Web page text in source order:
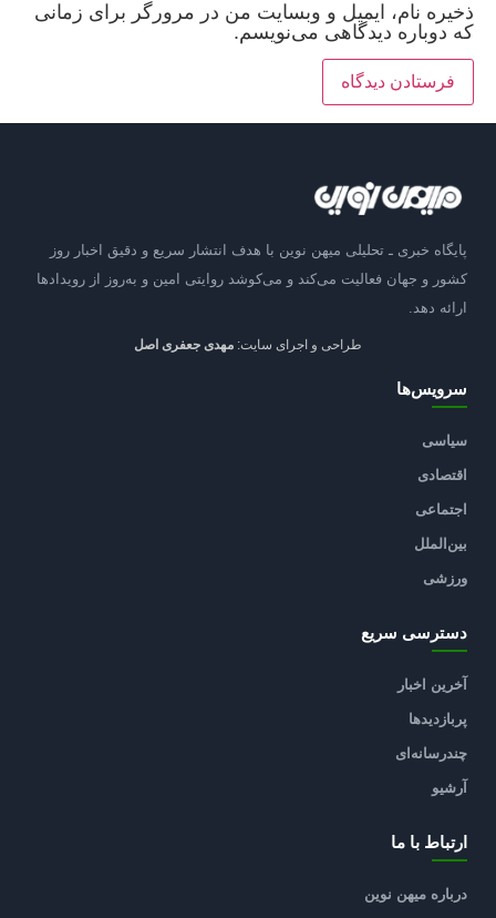
ذخیره نام، ایمیل و وبسایت من در مرورگر برای زمانی
که دوباره دیدگاهی می‌نویسم.
پایگاه خبری ـ تحلیلی میهن نوین با هدف انتشار سریع و دقیق اخبار روز
کشور و جهان فعالیت می‌کند و می‌کوشد روایتی امین و به‌روز از رویدادها
ارائه دهد.
طراحی و اجرای سایت: مهدی جعفری اصل
سرویس‌ها
سیاسی
اقتصادی
اجتماعی
بین‌الملل
ورزشی
دسترسی سریع
آخرین اخبار
پربازدیدها
چندرسانه‌ای
آرشیو
ارتباط با ما
درباره میهن نوین